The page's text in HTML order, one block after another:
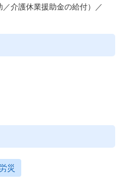
え、その能力を最大限に引
してチームを運営していま
の体制自体に変化を起こせ
新たな開発組織のあり方で
新していこうと計画してい
を進めていく開発スタイル
クマラソン1000」という企画
リクエストを1000件出すとい
介護休業援助金の給付）／
災